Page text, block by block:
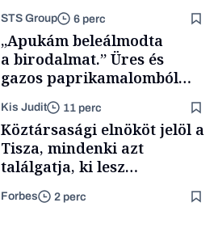
STS Group 6 perc
„Apukám beleálmodta
a birodalmat.” Üres és
gazos paprikamalomból
lett az igazi családi
fűszersztori
Kis Judit 11 perc
Köztársasági elnököt jelöl a
Tisza, mindenki azt
találgatja, ki lesz
szombaton a befutó –
soroljuk az eddig felmerült
Forbes 2 perc